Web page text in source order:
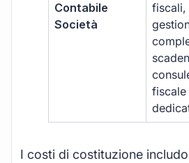
Contabile
Società
fiscali,
fiscale
I costi di costituzione